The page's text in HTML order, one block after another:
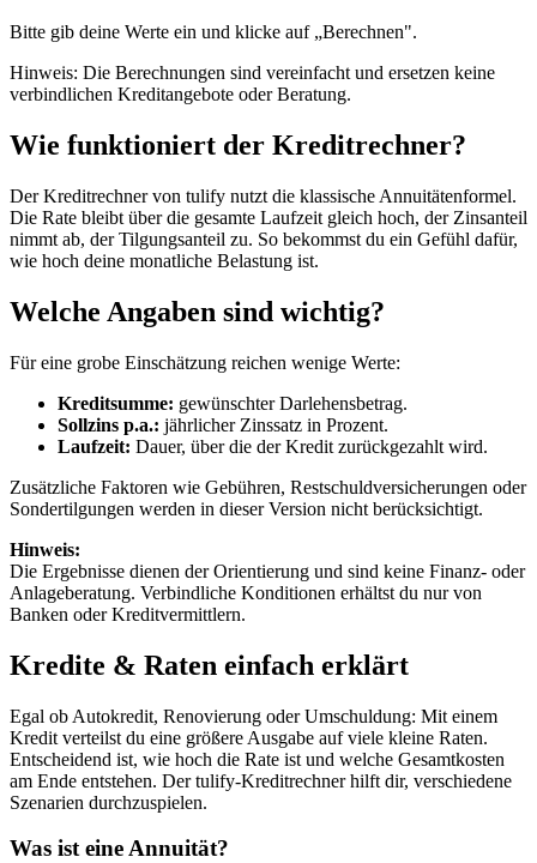
Bitte gib deine Werte ein und klicke auf „Berechnen".
Hinweis: Die Berechnungen sind vereinfacht und ersetzen keine
verbindlichen Kreditangebote oder Beratung.
Wie funktioniert der Kreditrechner?
Der Kreditrechner von tulify nutzt die klassische Annuitätenformel.
Die Rate bleibt über die gesamte Laufzeit gleich hoch, der Zinsanteil
nimmt ab, der Tilgungsanteil zu. So bekommst du ein Gefühl dafür,
wie hoch deine monatliche Belastung ist.
Welche Angaben sind wichtig?
Für eine grobe Einschätzung reichen wenige Werte:
Kreditsumme: gewünschter Darlehensbetrag.
Sollzins p.a.: jährlicher Zinssatz in Prozent.
Laufzeit: Dauer, über die der Kredit zurückgezahlt wird.
Zusätzliche Faktoren wie Gebühren, Restschuldversicherungen oder
Sondertilgungen werden in dieser Version nicht berücksichtigt.
Hinweis:
Die Ergebnisse dienen der Orientierung und sind keine Finanz- oder
Anlageberatung. Verbindliche Konditionen erhältst du nur von
Banken oder Kreditvermittlern.
Kredite & Raten einfach erklärt
Egal ob Autokredit, Renovierung oder Umschuldung: Mit einem
Kredit verteilst du eine größere Ausgabe auf viele kleine Raten.
Entscheidend ist, wie hoch die Rate ist und welche Gesamtkosten
am Ende entstehen. Der tulify-Kreditrechner hilft dir, verschiedene
Szenarien durchzuspielen.
Was ist eine Annuität?